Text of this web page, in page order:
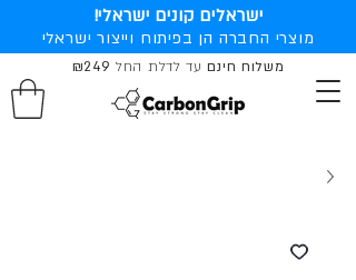
משלוח חינםעד לדלת החל ₪249
מוצרי החברה הן בפיתוח וייצור ישראלי
ישראלים קונים ישראלי!